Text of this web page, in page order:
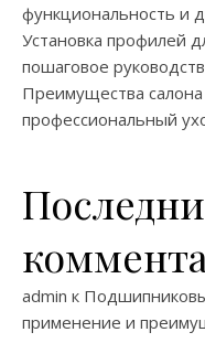
функциональность и
Установка профилей
пошаговое
Преимущества
профессиональный
admin к
применение и